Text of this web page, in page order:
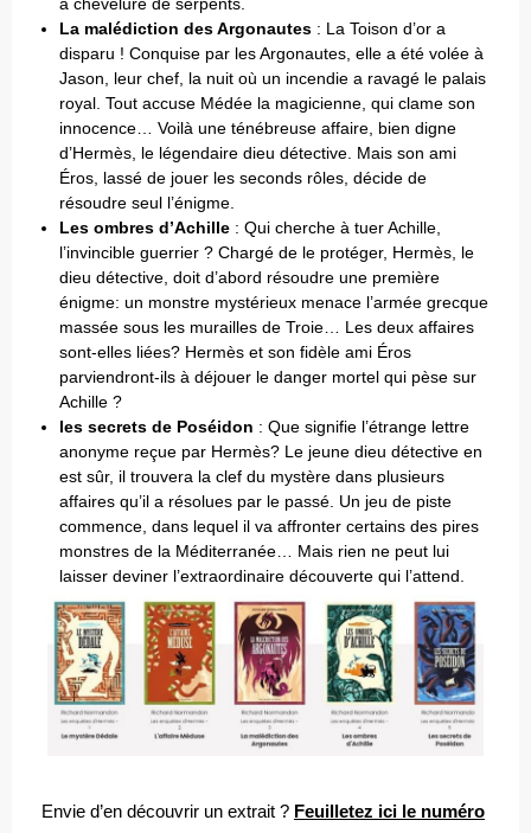
La malédiction des Argonautes : La Toison d’or a
disparu ! Conquise par les Argonautes, elle a été volée à
Jason, leur chef, la nuit où un incendie a ravagé le palais
royal. Tout accuse Médée la magicienne, qui clame son
innocence… Voilà une ténébreuse affaire, bien digne
d’Hermès, le légendaire dieu détective. Mais son ami
Éros, lassé de jouer les seconds rôles, décide de
résoudre seul l’énigme.
Les ombres d’Achille : Qui cherche à tuer Achille,
l’invincible guerrier ? Chargé de le protéger, Hermès, le
dieu détective, doit d’abord résoudre une première
énigme: un monstre mystérieux menace l’armée grecque
massée sous les murailles de Troie… Les deux affaires
sont-elles liées? Hermès et son fidèle ami Éros
parviendront-ils à déjouer le danger mortel qui pèse sur
Achille ?
les secrets de Poséidon : Que signifie l’étrange lettre
anonyme reçue par Hermès? Le jeune dieu détective en
est sûr, il trouvera la clef du mystère dans plusieurs
affaires qu’il a résolues par le passé. Un jeu de piste
commence, dans lequel il va affronter certains des pires
monstres de la Méditerranée… Mais rien ne peut lui
laisser deviner l’extraordinaire découverte qui l’attend.
Envie d’en découvrir un extrait ? Feuilletez ici le numéro